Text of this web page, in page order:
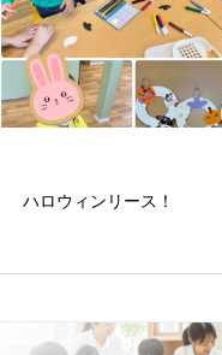
ハロウィンリース！